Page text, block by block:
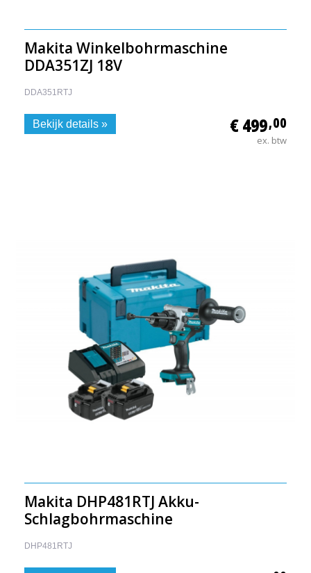
Makita Winkelbohrmaschine
DDA351ZJ 18V
DDA351RTJ
€ 499,00
ex. btw
Bekijk details »
Makita DHP481RTJ Akku-
Schlagbohrmaschine
DHP481RTJ